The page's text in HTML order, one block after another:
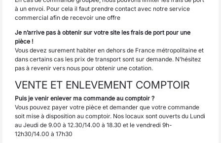
à un envoi. Pour cela il faut prendre contact avec notre service
commercial afin de recevoir une offre
Je n’arrive pas à obtenir sur votre site les frais de port pour une
pièce !
Vous devez surement habiter en dehors de France métropolitaine et
dans certains cas les prix de transport sont sur demande. N’hésitez
pas à revenir vers nous pour obtenir une cotation.
VENTE ET ENLEVEMENT COMPTOIR
Puis je venir enlever ma commande au comptoir ?
Vous pouvez payer votre pièce et demander que votre commande
soit mise à disposition au comptoir. Nos locaux sont ouverts du Lundi
au Jeudi de 9.00 à 12.30/14.00 à 18.30 et le vendredi 9h-
12h30/14.00 à 17h30